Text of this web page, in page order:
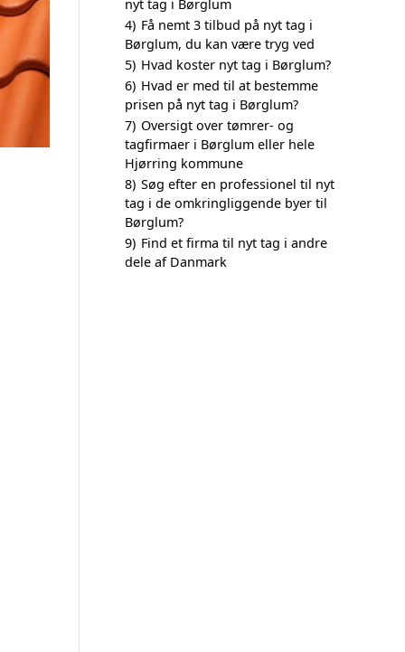
nyt tag i Børglum
4) Få nemt 3 tilbud på nyt tag i
Børglum, du kan være tryg ved
5) Hvad koster nyt tag i Børglum?
6) Hvad er med til at bestemme
prisen på nyt tag i Børglum?
7) Oversigt over tømrer- og
tagfirmaer i Børglum eller hele
Hjørring kommune
8) Søg efter en professionel til nyt
tag i de omkringliggende byer til
Børglum?
9) Find et firma til nyt tag i andre
dele af Danmark